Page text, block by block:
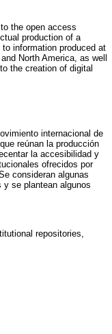
the open access
production of a
information produced at
North America, as well
the creation of digital
internacional de
reúnan la producción
la accesibilidad y
ofrecidos por
consideran algunas
y se plantean algunos
repositories,